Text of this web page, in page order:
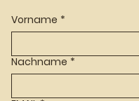
Vorname *
Nachname *